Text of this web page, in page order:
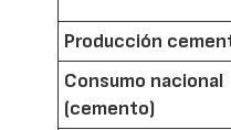
Producción
Consumo nacional
(cemento)